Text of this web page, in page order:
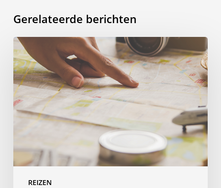
Gerelateerde berichten
REIZEN
Slim
besteden:
vier
manieren
om
geld
te